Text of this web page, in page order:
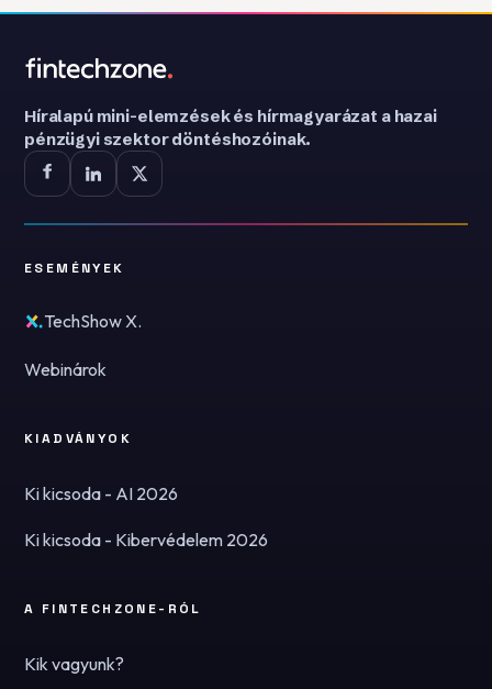
Híralapú mini-elemzések és hírmagyarázat a hazai
pénzügyi szektor döntéshozóinak.
ESEMÉNYEK
TechShow X.
Webinárok
KIADVÁNYOK
Ki kicsoda - AI 2026
Ki kicsoda - Kibervédelem 2026
A FINTECHZONE-RÓL
Kik vagyunk?